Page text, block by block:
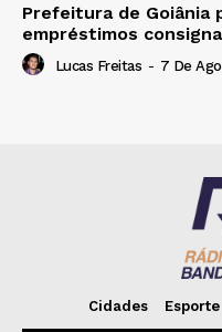
Prefeitura de Goiânia
empréstimos
Lucas Freitas - 7 De
Cidades Esporte